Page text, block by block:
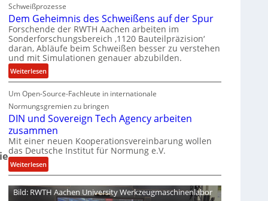
l
e
n
z
w
i
r
d
A
r
a
V
i
c
P
p
L
ü
b
e
n
i
m
M
i
x
h
l
Schweißprozesse
Dem Geheimnis des Schweißens auf der Spur
Forschende der RWTH Aachen arbeiten im
Sonderforschungsbereich ‚1120 Bauteilpräzision‘
daran, Abläufe beim Schweißen besser zu verstehen
und mit Simulationen genauer abzubilden.
Weiterlesen:
D
e
m
G
e
h
e
i
m
n
i
Um Open-Source-Fachleute in internationale
Normungsgremien zu bringen
DIN und Sovereign Tech Agency arbeiten
zusammen
Mit einer neuen Kooperationsvereinbarung wollen
das Deutsche Institut für Normung e.V.
Weiterlesen:
D
I
N
Bild: RWTH Aachen University Werkzeugmaschinenlabor